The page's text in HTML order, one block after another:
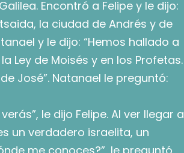
Encontró a Felipe y le dijo:
la ciudad de Andrés y de
y le dijo: “Hemos hallado a
Ley de Moisés y en los Profetas.
José”. Natanael le preguntó:
verás”, le dijo Felipe. Al ver llegar a
un verdadero israelita, un